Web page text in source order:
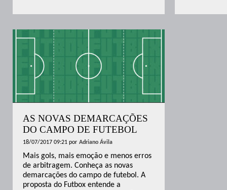
AS NOVAS DEMARCAÇÕES
DO CAMPO DE FUTEBOL
18/07/2017 09:21 por Adriano Ávila
Mais gols, mais emoção e menos erros
de arbitragem. Conheça as novas
demarcações do campo de futebol. A
proposta do Futbox entende a